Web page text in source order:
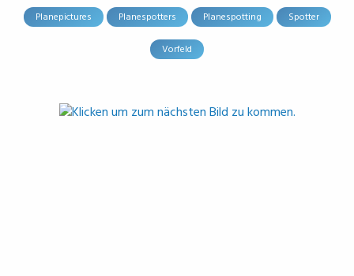
Planepictures Planespotters Planespotting Spotter
Vorfeld